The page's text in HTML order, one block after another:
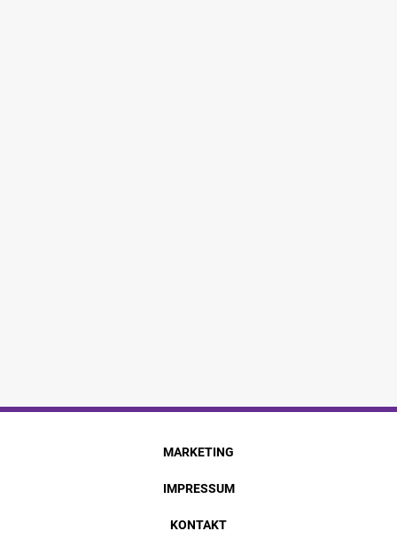
MARKETING
IMPRESSUM
KONTAKT